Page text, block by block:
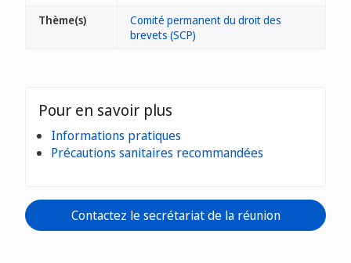
Thème(s)
Comité permanent du droit des
brevets (SCP)
Pour en savoir plus
Informations pratiques
Précautions sanitaires recommandées
Contactez le secrétariat de la réunion